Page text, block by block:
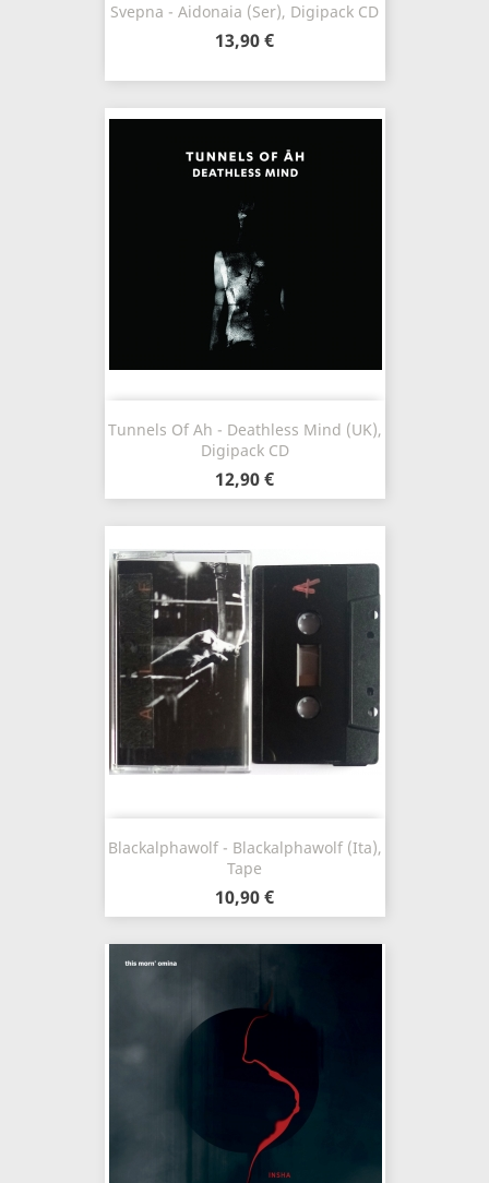
Svepna - Aidonaia (Ser), Digipack CD
13,90 €
Tunnels Of Ah - Deathless Mind (UK),
Digipack CD
12,90 €
Blackalphawolf - Blackalphawolf (Ita),
Tape
10,90 €